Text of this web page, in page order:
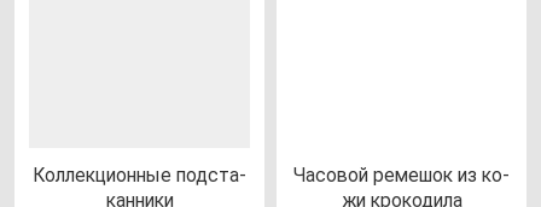
Кол­лек­ци­он­ные под­ста­
кан­ни­ки
Часо­вой ре­ме­шок из ко­
жи кро­ко­ди­ла